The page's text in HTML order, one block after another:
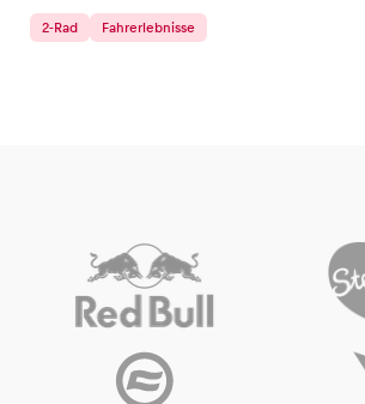
2-Rad Fahrerlebnisse